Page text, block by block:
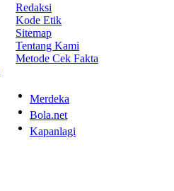
Redaksi
Kode Etik
Sitemap
Tentang Kami
Metode Cek Fakta
Merdeka
Bola.net
Kapanlagi